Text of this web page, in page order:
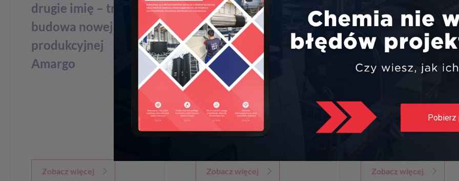
drugie imię – trwa
budowa nowej hali
produkcyjnej
Amargo
Zobacz więcej
biznesu jako klucz
do zdobycia
przewagi rynkowej
– wystąpienie
Amargo podczas
Seminarium Nauka-
Przemysł
Zobacz więcej
współpracę z
obszarem nauki –
podpisaliśmy
umowę z
Technologiczno-
Przyrodniczym w
Bydgoszczy
Zobacz więcej
Pobierz